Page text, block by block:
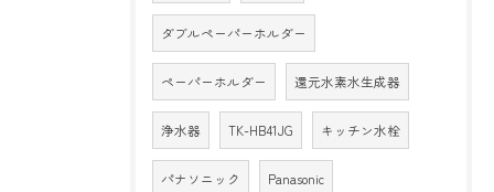
ダブルペーパーホルダー
ペーパーホルダー 還元水素水生成器
浄水器 TK-HB41JG キッチン水栓
パナソニック Panasonic